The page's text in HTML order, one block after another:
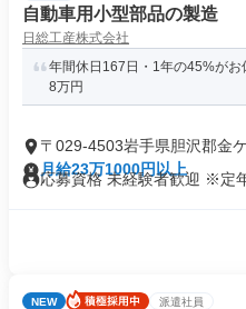
自動車用小型部品の製造
日総工産株式会社
年間休日167日・1年の45%が
8万円
〒029-4503岩手県胆沢郡金
月給23万1000円以上
応募資格 未経験者歓迎 ※定
NEW 派遣社員